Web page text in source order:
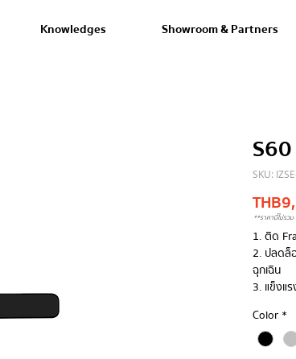
Knowledges Showroom & Partners
SKU:
THB
1. ติด
2. ปลดล็
ฉุกเฉิน
3. แข็งแ
Color *
**ราคานี้ไม่รวม